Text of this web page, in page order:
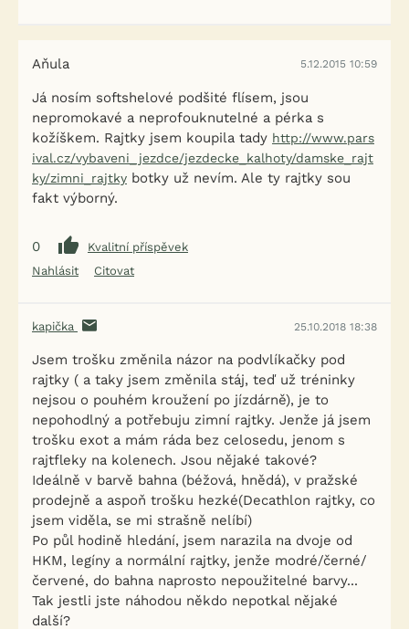
Aňula 5.12.2015 10:59
Já nosím softshelové podšité flísem, jsou
nepromokavé a neprofouknutelné a pérka s
kožíškem. Rajtky jsem koupila tady http://www.pars
ival.cz/vybaveni_jezdce/jezdecke_kalhoty/damske_rajt
ky/zimni_rajtky botky už nevím. Ale ty rajtky sou
fakt výborný.
0
Kvalitní příspěvek
Nahlásit
Citovat
kapička 25.10.2018 18:38
Jsem trošku změnila názor na podvlíkačky pod
rajtky ( a taky jsem změnila stáj, teď už tréninky
nejsou o pouhém kroužení po jízdárně), je to
nepohodlný a potřebuju zimní rajtky. Jenže já jsem
trošku exot a mám ráda bez celosedu, jenom s
rajtfleky na kolenech. Jsou nějaké takové?
Ideálně v barvě bahna (béžová, hnědá), v pražské
prodejně a aspoň trošku hezké(Decathlon rajtky, co
jsem viděla, se mi strašně nelíbí)
Po půl hodině hledání, jsem narazila na dvoje od
HKM, legíny a normální rajtky, jenže modré/černé/
červené, do bahna naprosto nepoužitelné barvy...
Tak jestli jste náhodou někdo nepotkal nějaké
další?